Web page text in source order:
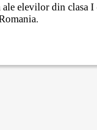
elevilor din clasa